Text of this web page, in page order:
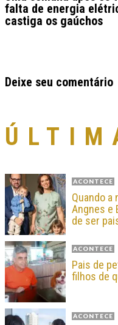
falta de energia
castiga os gaúchos
Deixe seu comentário
ACONTECE
Quando a
Angnes e
de ser
ACONTECE
Pais de
filhos de
ACONTECE